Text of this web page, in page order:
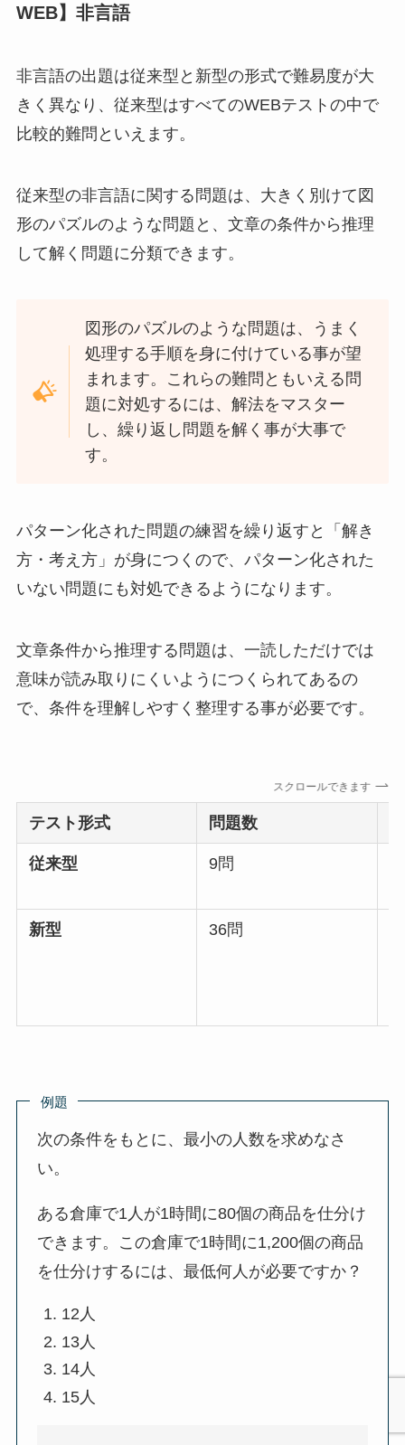
WEB】非言語
非言語の出題は従来型と新型の形式で難易度が大
きく異なり、従来型はすべてのWEBテストの中で
比較的難問といえます。
従来型の非言語に関する問題は、大きく別けて図
形のパズルのような問題と、文章の条件から推理
して解く問題に分類できます。
図形のパズルのような問題は、うまく
処理する手順を身に付けている事が望
まれます。これらの難問ともいえる問
題に対処するには、解法をマスター
し、繰り返し問題を解く事が大事で
す。
パターン化された問題の練習を繰り返すと「解き
方・考え方」が身につくので、パターン化された
いない問題にも対処できるようになります。
文章条件から推理する問題は、一読しただけでは
意味が読み取りにくいようにつくられてあるの
で、条件を理解しやすく整理する事が必要です。
スクロールできます
テスト形式 問題数
従来型 9問
新型 36問
例題
次の条件をもとに、最小の人数を求めなさ
い。
ある倉庫で1人が1時間に80個の商品を仕分け
できます。この倉庫で1時間に1,200個の商品
を仕分けするには、最低何人が必要ですか？
12人
13人
14人
15人